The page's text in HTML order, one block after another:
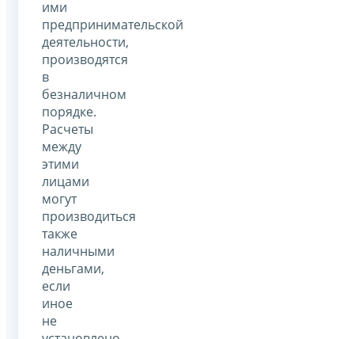
ими
предпринимательской
деятельности,
производятся
в
безналичном
порядке.
Расчеты
между
этими
лицами
могут
производиться
также
наличными
деньгами,
если
иное
не